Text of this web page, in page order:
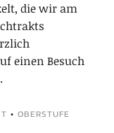
die wir am
einen Besuch
• OBERSTUFE